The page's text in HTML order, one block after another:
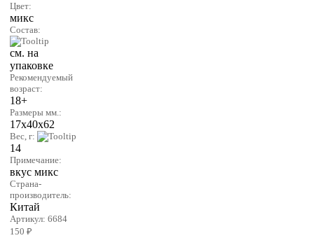
Цвет:
микс
Состав:
см. на
упаковке
Рекомендуемый
возраст:
18+
Размеры мм.:
17х40х62
Вес, г:
14
Примечание:
вкус микс
Страна-
производитель:
Китай
Артикул: 6684
150 ₽